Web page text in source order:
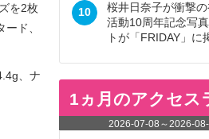
を2枚
ド、
、ナ
10
桜井日奈子が衝撃
活動10周年記念写
トが「FRIDAY」に
1ヵ月のアクセス
2026-07-08 ～2026-